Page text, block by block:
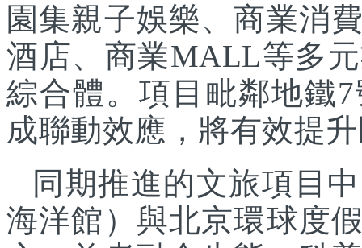
園集親子娛樂、商業消
酒店、商業MALL等多
綜合體。項目毗鄰地鐵
成聯動效應，將有效提
同期推進的文旅項目
海洋館）與北京環球度